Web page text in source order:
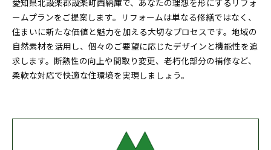
愛知県北設楽郡設楽町西納庫で、あなたの理想を形にするリフォ
ームプランをご提案します。リフォームは単なる修繕ではなく、
住まいに新たな価値と魅力を加える大切なプロセスです。地域の
自然素材を活用し、個々のご要望に応じたデザインと機能性を追
求します。断熱性の向上や間取り変更、老朽化部分の補修など、
柔軟な対応で快適な住環境を実現しましょう。